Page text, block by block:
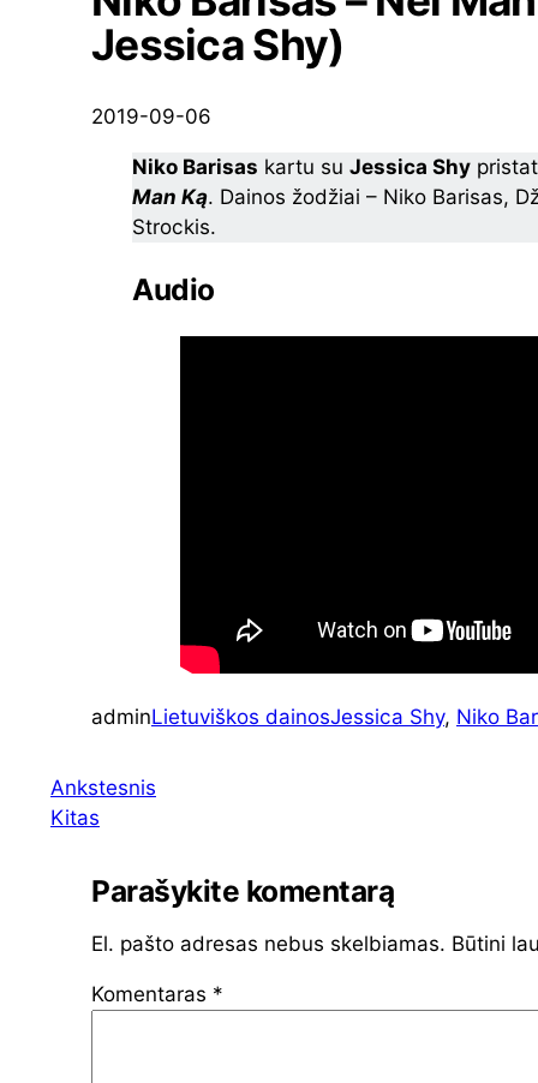
Jessica Shy)
2019-09-06
Niko Barisas kartu su Jessica Shy
Man Ką. Dainos žodžiai – Niko Barisas,
Strockis.
Audio
adminLietuviškos dainosJessica Shy, Niko
Ankstesnis
Kitas
Parašykite komentarą
El. pašto adresas nebus skelbiamas. Būtini
Komentaras *